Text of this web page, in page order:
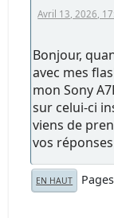
Avril 13, 2026,
Bonjour,
avec mes
mon Sony
sur celui-ci
viens de
vos
EN HAUT Pages